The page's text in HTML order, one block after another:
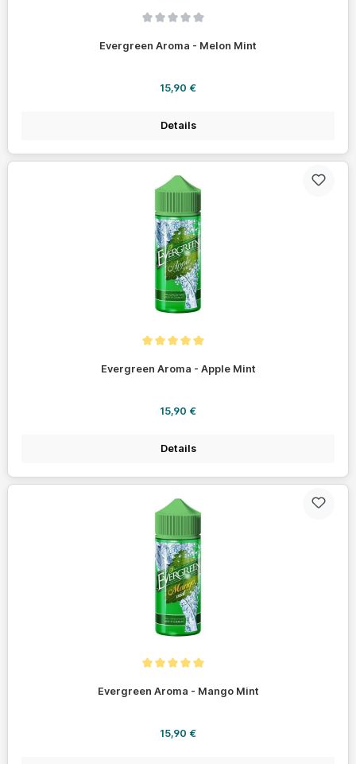
Evergreen Aroma - Melon Mint
Regulärer Preis:
15,90 €
Details
Evergreen Aroma - Apple Mint
Regulärer Preis:
15,90 €
Details
Evergreen Aroma - Mango Mint
Regulärer Preis:
15,90 €